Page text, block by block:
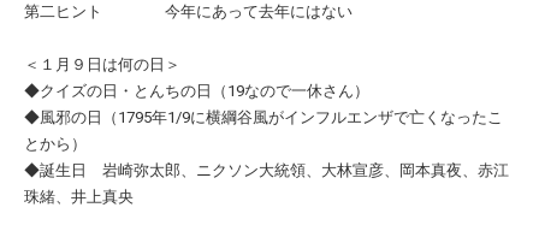
第二ヒント 今年にあって去年にはない
＜１月９日は何の日＞
◆クイズの日・とんちの日（19なので一休さん）
◆風邪の日（1795年1/9に横綱谷風がインフルエンザで亡くなったこ
とから）
◆誕生日 岩崎弥太郎、ニクソン大統領、大林宣彦、岡本真夜、赤江
珠緒、井上真央